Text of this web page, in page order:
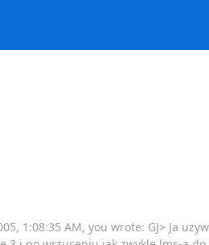
1:08:35 AM, you wrote: GJ> Ja